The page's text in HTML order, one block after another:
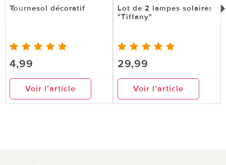
Tournesol décoratif
4,99
Voir l’article
Lot de 2 lampes solaires
"Tiffany"
29,99
Voir l’article